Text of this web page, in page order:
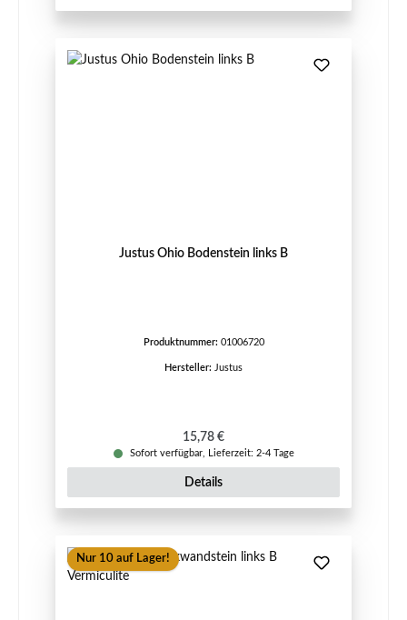
Justus Ohio Bodenstein links B
Produktnummer: 01006720
Hersteller: Justus
Regulärer Preis:
15,78 €
Sofort verfügbar, Lieferzeit: 2-4 Tage
Details
Nur 10 auf Lager!